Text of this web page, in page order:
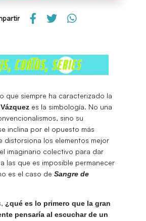
que siempre ha caracterizado la
Vázquez es la simbología. No una
sino su
inclina por el opuesto más
distorsiona los elementos mejor
imaginario colectivo para dar
las que es imposible permanecer
es el caso de Sangre de
¿qué es lo primero que la gran
pensaría al escuchar de un